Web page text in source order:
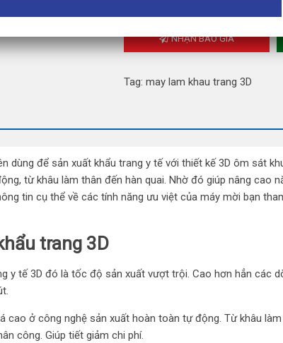
NHẬN BÁO GIÁ
Tag: may lam khau trang 3D
dùng để sản xuất khẩu trang y tế với thiết kế 3D ôm sát
từ khâu làm thân đến hàn quai. Nhờ đó giúp nâng cao
tin cụ thể về các tính năng ưu việt của máy mời bạn
trang 3D
y tế 3D đó là tốc độ sản xuất vượt trội. Cao hơn hẳn các
cao ở công nghệ sản xuất hoàn toàn tự động. Từ khâu
công. Giúp tiết giảm chi phí.